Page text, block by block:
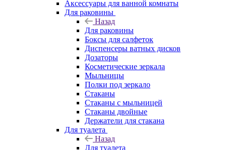
Аксессуары для ванной комнаты
Для раковины
Назад
Для раковины
Боксы для салфеток
Диспенсеры ватных дисков
Дозаторы
Косметические зеркала
Мыльницы
Полки под зеркало
Стаканы
Стаканы с мыльницей
Стаканы двойные
Держатели для стакана
Для туалета
Назад
Для туалета